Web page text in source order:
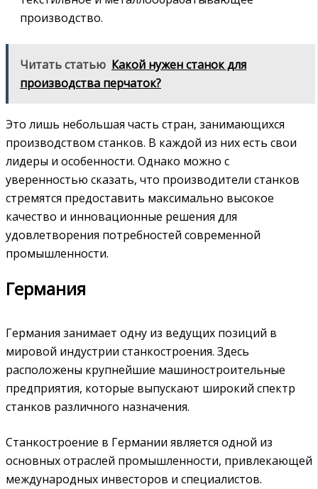
производство.
Читать статью Какой нужен станок для
производства перчаток?
Это лишь небольшая часть стран, занимающихся
производством станков. В каждой из них есть свои
лидеры и особенности. Однако можно с
уверенностью сказать, что производители станков
стремятся предоставить максимально высокое
качество и инновационные решения для
удовлетворения потребностей современной
промышленности.
Германия
Германия занимает одну из ведущих позиций в
мировой индустрии станкостроения. Здесь
расположены крупнейшие машиностроительные
предприятия, которые выпускают широкий спектр
станков различного назначения.
Станкостроение в Германии является одной из
основных отраслей промышленности, привлекающей
международных инвесторов и специалистов.